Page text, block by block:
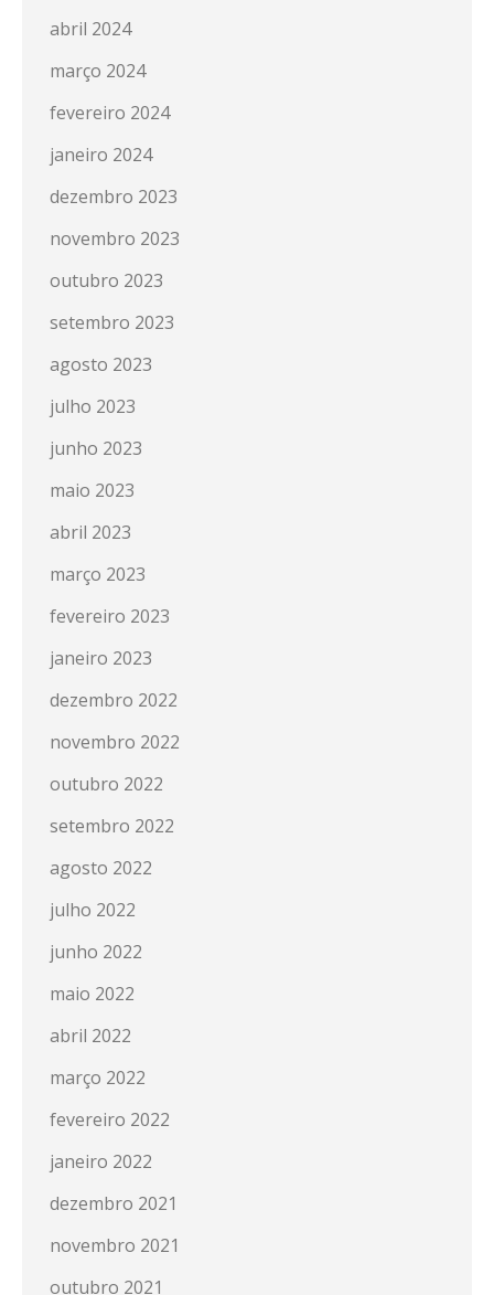
abril 2024
março 2024
fevereiro 2024
janeiro 2024
dezembro 2023
novembro 2023
outubro 2023
setembro 2023
agosto 2023
julho 2023
junho 2023
maio 2023
abril 2023
março 2023
fevereiro 2023
janeiro 2023
dezembro 2022
novembro 2022
outubro 2022
setembro 2022
agosto 2022
julho 2022
junho 2022
maio 2022
abril 2022
março 2022
fevereiro 2022
janeiro 2022
dezembro 2021
novembro 2021
outubro 2021